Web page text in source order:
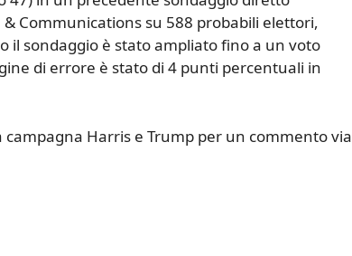
Communications su 588 probabili elettori,
il sondaggio è stato ampliato fino a un voto
di errore è stato di 4 punti percentuali in
Harris e Trump per un commento via